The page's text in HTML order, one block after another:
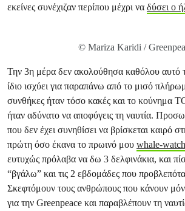
εκείνες συνέχιζαν περίπου μέχρι να δύσει ο
© Mariza Karidi /
Την 3η μέρα δεν ακολούθησα καθόλου αυτό
ίδιο ισχύει για παραπάνω από το μισό
συνθήκες ήταν τόσο κακές και το
ήταν αδύνατο να αποφύγεις τη ναυτία.
που δεν έχει συνηθίσει να βρίσκεται καιρό
πρώτη όσο έκανα το πρωινό μου whale-watch
ευτυχώς πρόλαβα να δω 3 δελφινάκια, και
“βγάλω” και τις 2 εβδομάδες που
Σκεφτόμουν τους ανθρώπους που κάνουν
για την Greenpeace και παραβλέπουν τη